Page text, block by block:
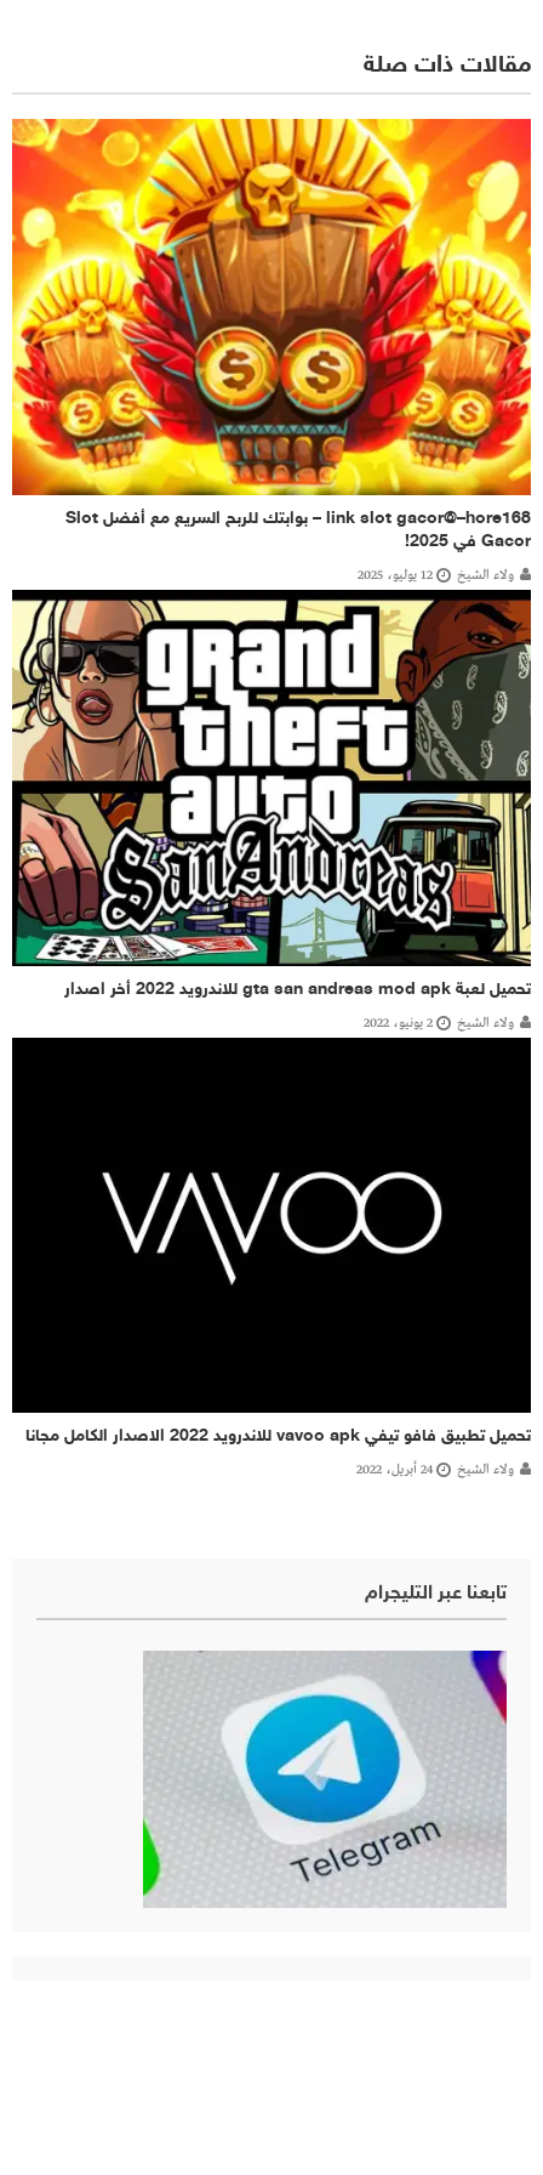
مقالات ذات صلة
link slot gacor@–hore168 – بوابتك للربح السريع مع أفضل Slot
Gacor في 2025!
ولاء الشيخ 12 يوليو، 2025
تحميل لعبة gta san andreas mod apk للاندرويد 2022 أخر اصدار
ولاء الشيخ 2 يونيو، 2022
تحميل تطبيق فافو تيفي vavoo apk للاندرويد 2022 الاصدار الكامل مجانا
ولاء الشيخ 24 أبريل، 2022
تابعنا عبر التليجرام